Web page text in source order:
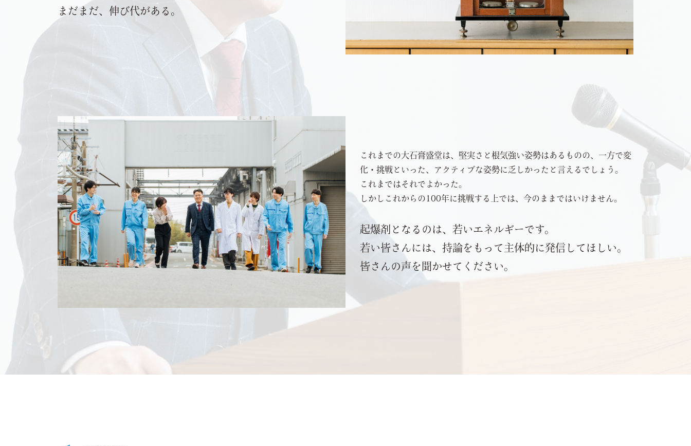
まだまだ、伸び代がある。
これまでの大石膏盛堂は、堅実さと根気強い姿勢はあるものの、一方で変
化・挑戦といった、アクティブな姿勢に乏しかったと言えるでしょう。
これまではそれでよかった。
しかしこれからの100年に挑戦する上では、今のままではいけません。
起爆剤となるのは、若いエネルギーです。
若い皆さんには、持論をもって主体的に発信してほしい。
皆さんの声を聞かせてください。